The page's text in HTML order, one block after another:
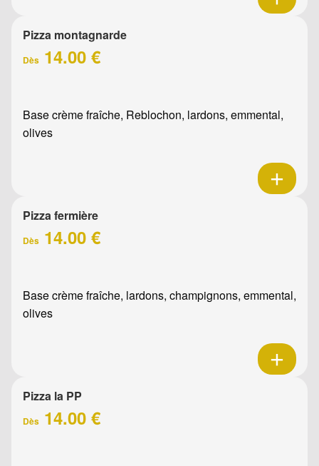
Pizza montagnarde
Dès 14.00 €
Base crème fraîche, Reblochon, lardons, emmental,
olives
Pizza fermière
Dès 14.00 €
Base crème fraîche, lardons, champignons, emmental,
olives
Pizza la PP
Dès 14.00 €